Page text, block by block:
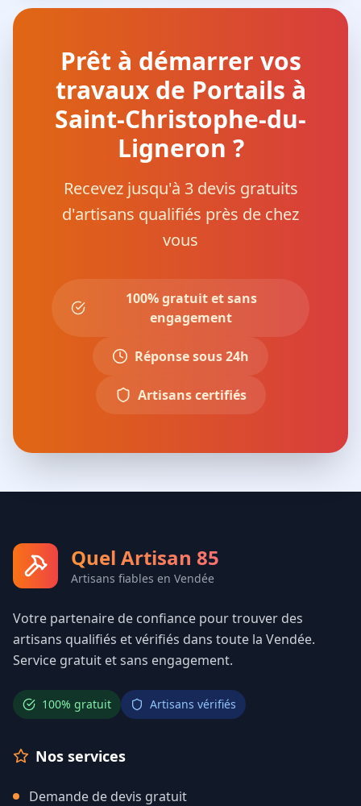
Prêt à démarrer vos
travaux de Portails à
Saint-Christophe-du-
Ligneron ?
Recevez jusqu'à 3 devis gratuits
d'artisans qualifiés près de chez
vous
100% gratuit et sans
engagement
Réponse sous 24h
Artisans certifiés
Quel Artisan 85
Artisans fiables en Vendée
Votre partenaire de confiance pour trouver des
artisans qualifiés et vérifiés dans toute la Vendée.
Service gratuit et sans engagement.
100% gratuit Artisans vérifiés
Nos services
Demande de devis gratuit